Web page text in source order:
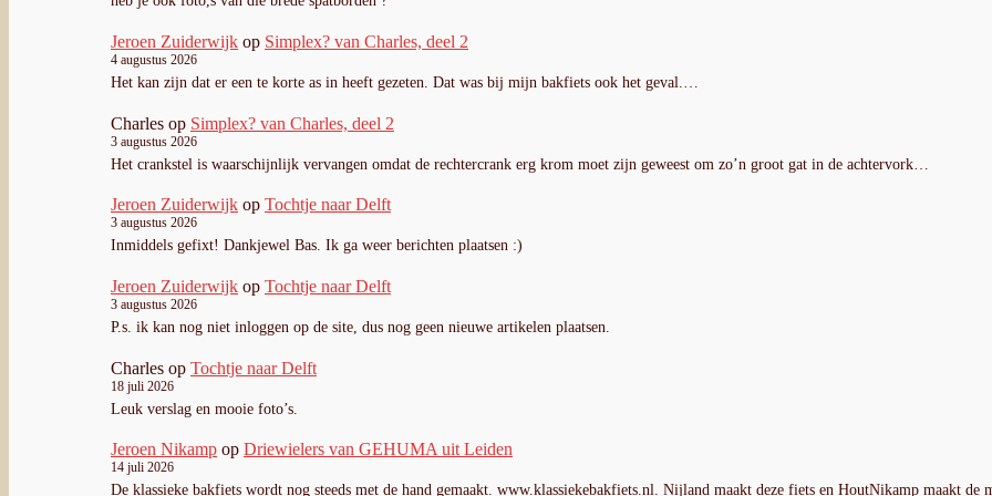
Jeroen Zuiderwijk op Simplex? van Charles, deel 2
4 augustus 2026
Het kan zijn dat er een te korte as in heeft gezeten. Dat was bij mijn bakfiets ook het geval.…
Charles op Simplex? van Charles, deel 2
3 augustus 2026
Het crankstel is waarschijnlijk vervangen omdat de rechtercrank erg krom moet zijn geweest om zo’n groot gat in de achtervork…
Jeroen Zuiderwijk op Tochtje naar Delft
3 augustus 2026
Inmiddels gefixt! Dankjewel Bas. Ik ga weer berichten plaatsen :)
Jeroen Zuiderwijk op Tochtje naar Delft
3 augustus 2026
P.s. ik kan nog niet inloggen op de site, dus nog geen nieuwe artikelen plaatsen.
Charles op Tochtje naar Delft
18 juli 2026
Leuk verslag en mooie foto’s.
Jeroen Nikamp op Driewielers van GEHUMA uit Leiden
14 juli 2026
De klassieke bakfiets wordt nog steeds met de hand gemaakt. www.klassiekebakfiets.nl. Nijland maakt deze fiets en HoutNikamp maakt de